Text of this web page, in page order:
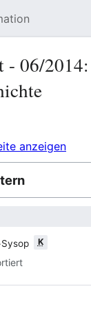
- 06/2014:
anzeigen
K